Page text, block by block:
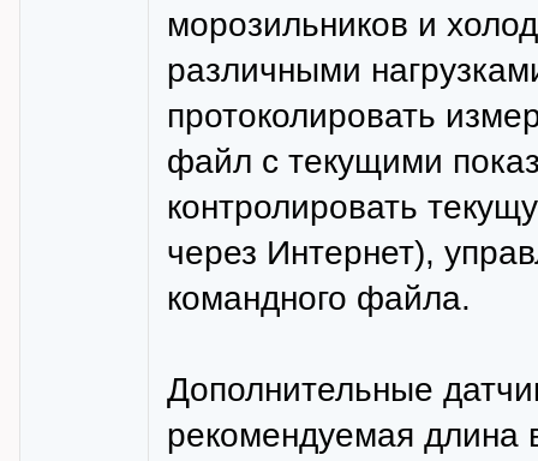
морозильников и
различными
протоколировать
файл с текущими
контролировать
через Интернет),
командного файла.
Дополнительные
рекомендуемая длина